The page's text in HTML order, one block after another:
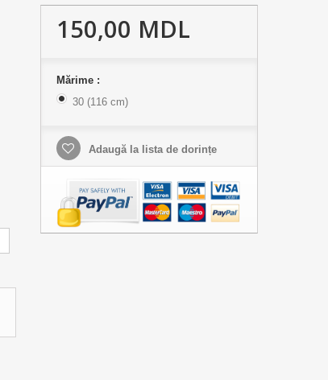
150,00 MDL
Mărime :
30 (116 cm)
Adaugă la lista de dorințe